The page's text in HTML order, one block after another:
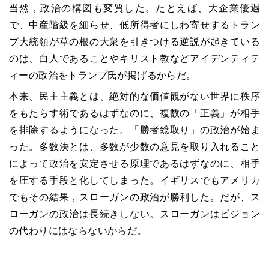
当然，政治の構図も変質した。たとえば、大企業優遇
で、中産階級を細らせ、低所得者にしわ寄せするトラン
プ大統領が草の根の大衆を引きつける逆説が起きている
のは、白人であることやキリスト教などアイデンティテ
ィーの政治をトランプ氏が掲げるからだ。
本来、民主主義とは、絶対的な価値観がない世界に秩序
をもたらす術であるはずなのに、複数の「正義」が相手
を排除するようになった。「勝者総取り」の政治が始ま
った。多数決とは、多数が少数の意見を取り入れること
によって政治を安定させる原理であるはずなのに、相手
を圧する手段と化してしまった。イギリスでもアメリカ
でもその結果，スローガンの政治が勝利した。だが、ス
ローガンの政治は長続きしない。スローガンはビジョン
の代わりにはならないからだ。